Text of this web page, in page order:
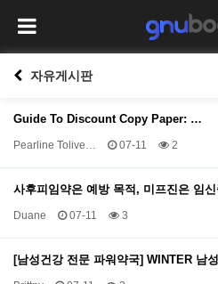
자유게시판
Guide To Discount Copy Paper: …
Pearline Tolive… 07-11 2
사후피임약은 예방 목적, 미프진은 임
Duane 07-11 3
[남성건강 전문 파워약국] WINTER 남